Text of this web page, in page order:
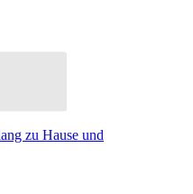
zu Hause und